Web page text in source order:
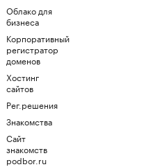
Облако для
бизнеса
Корпоративный
регистратор
доменов
Хостинг
сайтов
Рег.решения
Знакомства
Сайт
знакомств
podbor.ru